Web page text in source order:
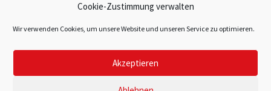
Cookie-Zustimmung verwalten
Wir verwenden Cookies, um unsere Website und unseren Service zu optimieren.
Akzeptieren
Datenschutzerklärung